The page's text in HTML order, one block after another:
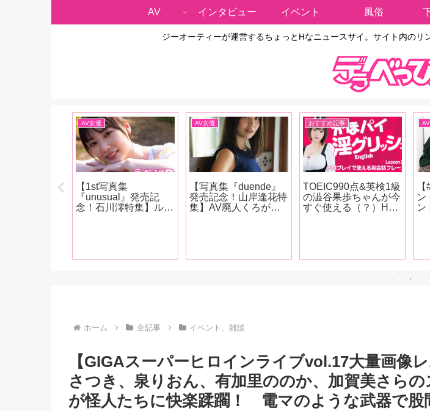
ジーオーティーが運営するちょっとHなニュースサイ。サイト内の
AV インタビュー イベント 風俗
AV女優
【1st写真集
『unusual』発売記
念！石川澪特集】ルッ
ーの強さが特徴！石川
AV女優
【写真集『duende』
発売記念！山岸逢花特
集】AV廃人くろがね
説!! 最近ファンにな
おすすめ記事
TOEIC990点&英検1級
の澁谷果歩ちゃんが今
すぐ使える（？）Hな
置きして！って英語で
て女王様とお話してみ
ン
ン
ツ
ホーム 全記事 イベント、雑談
【GIGAスーパーヒロインライブvol.17大量画像
さつき、泉りおん、有加里ののか、加賀美さら
が怪人たちに快楽蹂躙！ 電マのような武器で股